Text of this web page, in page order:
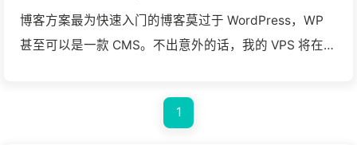
博客方案最为快速入门的博客莫过于 WordPress，WP
甚至可以是一款 CMS。不出意外的话，我的 VPS 将在充
1